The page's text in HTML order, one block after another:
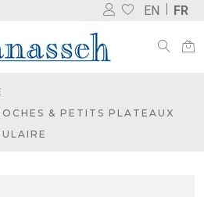
EN FR
& PETITS PLATEAUX